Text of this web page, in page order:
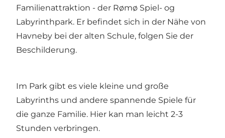
Familienattraktion - der Rømø Spiel- og
Labyrinthpark. Er befindet sich in der Nähe von
Havneby bei der alten Schule, folgen Sie der
Beschilderung.
Im Park gibt es viele kleine und große
Labyrinths und andere spannende Spiele für
die ganze Familie. Hier kan man leicht 2-3
Stunden verbringen.